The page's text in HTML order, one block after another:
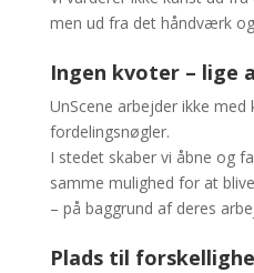
men ud fra det håndværk
Ingen kvoter – lige
UnScene arbejder ikke
fordelingsnøgler.
I stedet skaber vi åbne og
samme mulighed for at
– på baggrund af deres
Plads til